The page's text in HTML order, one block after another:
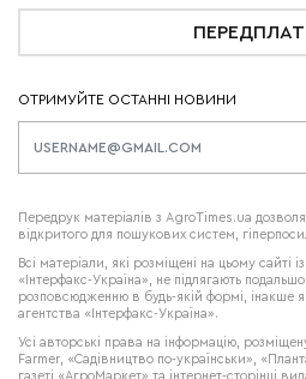
ОТРИМУЙТЕ ОСТАННІ НОВИНИ
Передрук матеріалів з AgroTimes.ua
відкритого для пошукових систем,
Всі матеріали, які розміщені на цьому сайті
«Інтерфакс-Україна», не підлягають
розповсюдженню в будь-якій формі, інакше
агентства «Інтерфакс-Україна».
Усі авторські права на інформацію,
Farmer, «Садівництво по-українськи»,
газеті «АгроМаркет» та інтернет-сторінці